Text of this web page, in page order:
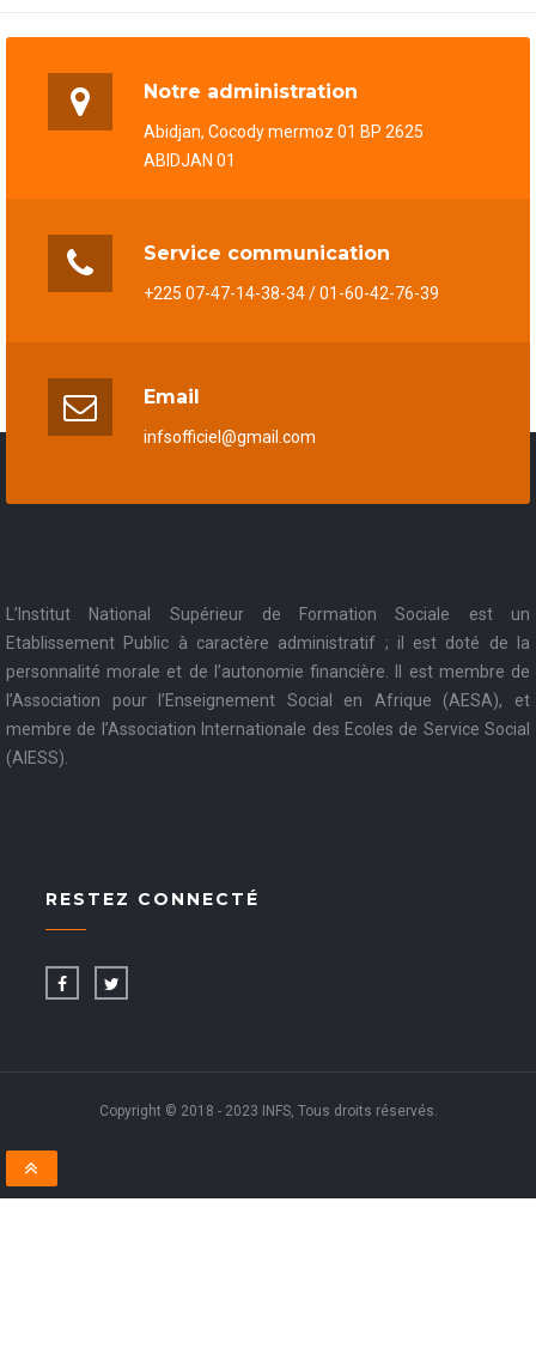
Notre administration
Abidjan, Cocody mermoz 01 BP 2625
ABIDJAN 01
Service communication
+225 07-47-14-38-34 / 01-60-42-76-39
Email
infsofficiel@gmail.com
L’Institut National Supérieur de Formation Sociale est un
Etablissement Public à caractère administratif ; il est doté de la
personnalité morale et de l’autonomie financière. Il est membre de
l’Association pour l’Enseignement Social en Afrique (AESA), et
membre de l’Association Internationale des Ecoles de Service Social
(AIESS).
RESTEZ CONNECTÉ
Copyright © 2018 - 2023 INFS, Tous droits réservés.